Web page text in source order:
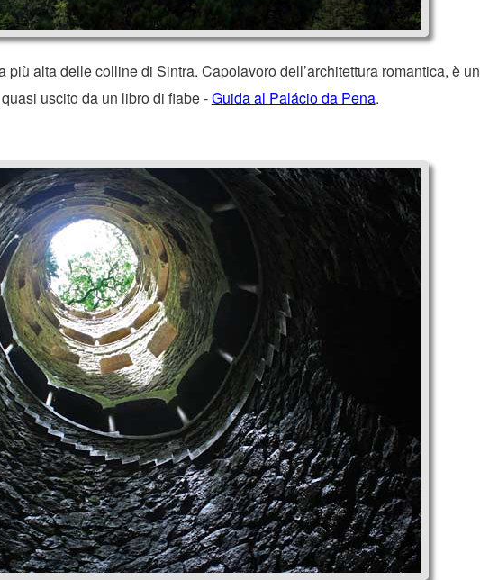
alta delle colline di Sintra. Capolavoro dell’architettura romantica, è un
uscito da un libro di fiabe -Guida al Palácio da Pena.